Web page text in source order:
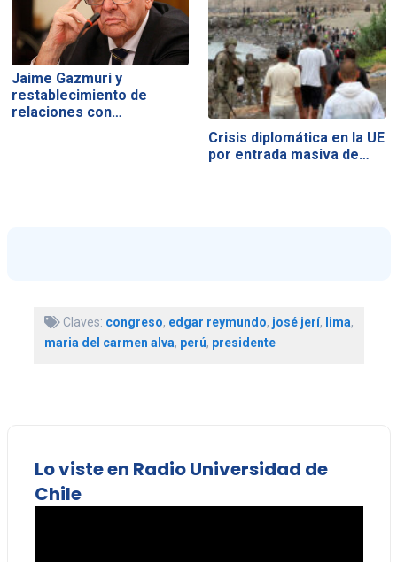
Jaime Gazmuri y
restablecimiento de
relaciones con…
Crisis diplomática en la UE
por entrada masiva de…
Claves: congreso, edgar reymundo, josé jerí, lima,
maria del carmen alva, perú, presidente
Lo viste en Radio Universidad de
Chile